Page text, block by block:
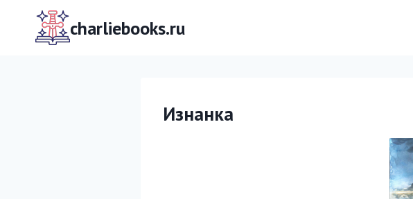
содержимому charliebooks.ru
Изнанка